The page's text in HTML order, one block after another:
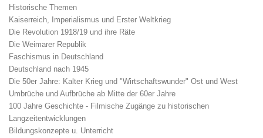
Historische Themen
Kaiserreich, Imperialismus und Erster Weltkrieg
Die Revolution 1918/19 und ihre Räte
Die Weimarer Republik
Faschismus in Deutschland
Deutschland nach 1945
Die 50er Jahre: Kalter Krieg und "Wirtschaftswunder" Ost und West
Umbrüche und Aufbrüche ab Mitte der 60er Jahre
100 Jahre Geschichte - Filmische Zugänge zu historischen
Langzeitentwicklungen
Bildungskonzepte u. Unterricht